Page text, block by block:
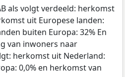
als volgt verdeeld: herkomst
uit Europese landen:
buiten Europa: 32% En
van inwoners naar
herkomst uit Nederland:
0,0% en herkomst van